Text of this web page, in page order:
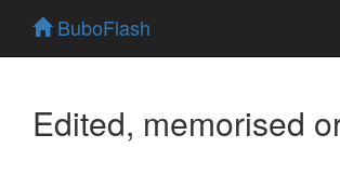
BuboFlash
Edited, memorised